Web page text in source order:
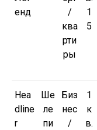
енд
/
ква
рти
ры
1
5
Hea
dline
r
Ше
ле
пи
Биз
нес
/
1
к
в.